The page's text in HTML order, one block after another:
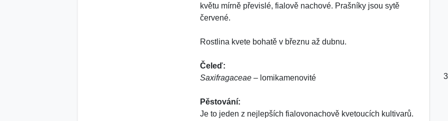
květu mírně převislé, fialově nachové. Prašníky jsou sytě
červené.
Rostlina kvete bohatě v březnu až dubnu.
Čeleď:
Saxifragaceae – lomikamenovité
Pěstování:
Je to jeden z nejlepších fialovonachově kvetoucích kultivarů.